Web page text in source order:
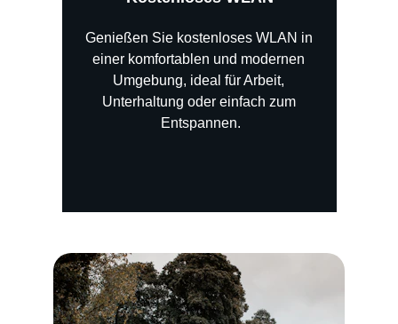
Genießen Sie kostenloses WLAN in
einer komfortablen und modernen
Umgebung, ideal für Arbeit,
Unterhaltung oder einfach zum
Entspannen.